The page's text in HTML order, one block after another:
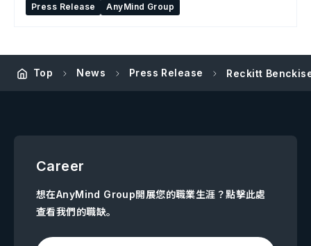
Press Release
AnyMind Group
Top News Press Release Reckitt
Career
想在AnyMind Group開展您的職業生涯？點擊此處
查看我們的職缺。